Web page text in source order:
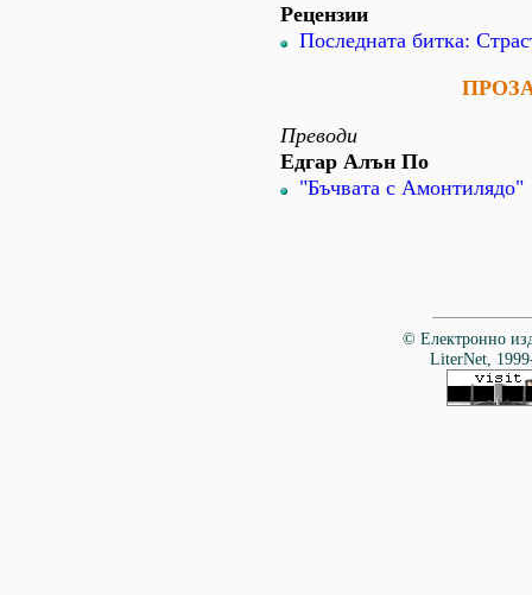
Рецензии
Последната битка:
Преводи
Едгар Алън По
"Бъчвата с Амонтилядо"
© Електронно
LiterNet,